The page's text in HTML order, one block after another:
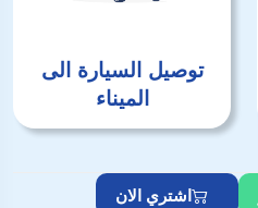
توصيل السيارة الى
الميناء
اشتري الان